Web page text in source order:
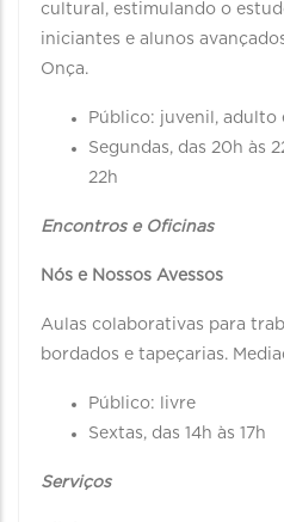
cultural, estimulando o
iniciantes e alunos
Onça.
Público: juvenil, adulto
Segundas, das 20h às
22h
Encontros e Oficinas
Nós e Nossos Avessos
Aulas colaborativas para
bordados e tapeçarias.
Público: livre
Sextas, das 14h às 17h
Serviços